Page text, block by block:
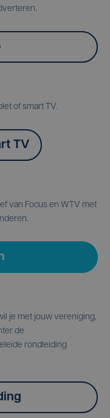
of smart TV.
TV
van Focus en WTV met
je met jouw vereniging,
de
rondleiding